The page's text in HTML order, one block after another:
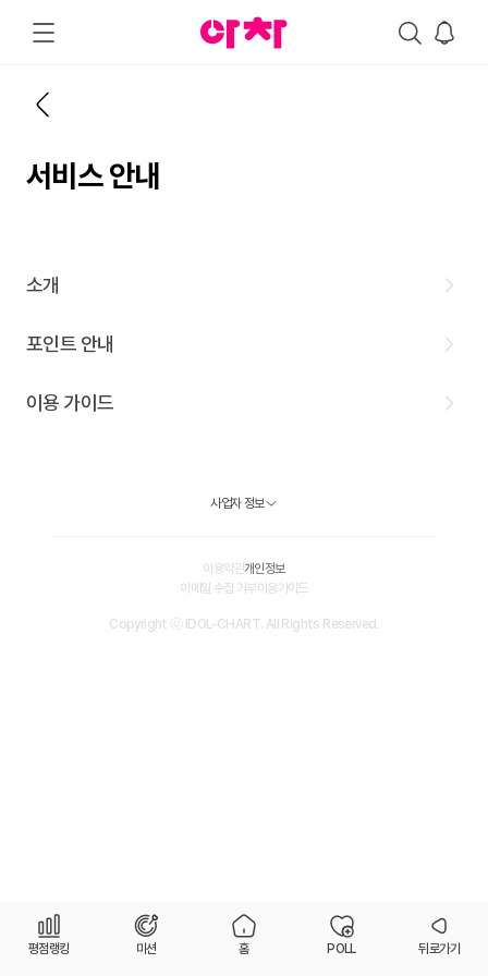
서비스 안내
소개
포인트 안내
이용 가이드
사업자 정보
이용약관개인정보
이메일 수집 거부이용가이드
Copyright ⓒ IDOL-CHART. All Rights Reserved.
평점랭킹 미션 홈 POLL 뒤로가기